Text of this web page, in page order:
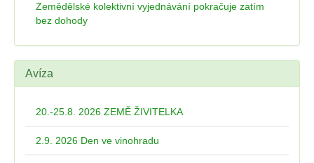
Zemědělské kolektivní vyjednávání pokračuje zatím
bez dohody
Avíza
20.-25.8. 2026 ZEMĚ ŽIVITELKA
2.9. 2026 Den ve vinohradu